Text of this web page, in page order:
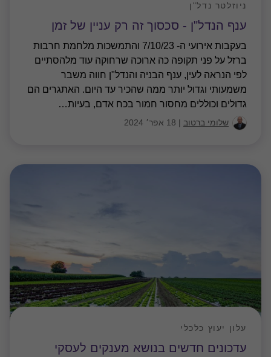
ענף הנדל"ן - סכסוך זה רק עניין של זמן
ניוזלטר נדל"ן
בעקבות אירועי ה- 7/10/23 והתמשכות מלחמת חרבות
ברזל על פני תקופה כה ארוכה שרחוקה עוד מלהסתיים
לפי הנראה לעין, ענף הבניה והנדל"ן חווה משבר
משמעותי וגדול יותר ממה שהכיר עד היום. האתגרים הם
גדולים וכוללים מחסור חמור בכח אדם, בעיות…
שלומי ברטוב | 18 אפר׳ 2024
עדכונים חדשים בנושא מענקים לעסקי
עלון יעוץ כלכלי